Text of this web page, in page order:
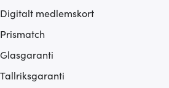
Digitalt medlemskort
Prismatch
Glasgaranti
Tallriksgaranti